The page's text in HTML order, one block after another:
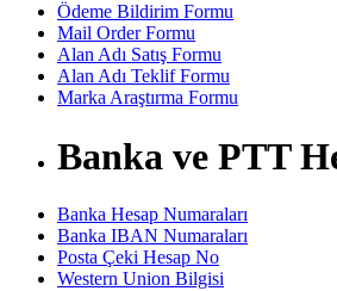
Ödeme Bildirim Formu
Mail Order Formu
Alan Adı Satış Formu
Alan Adı Teklif Formu
Marka Araştırma Formu
Banka ve PTT
Banka Hesap Numaraları
Banka IBAN Numaraları
Posta Çeki Hesap No
Western Union Bilgisi